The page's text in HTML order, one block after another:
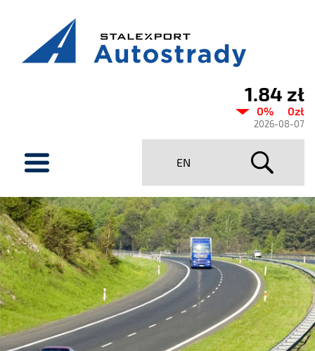
Stalexport
Autostrady
SA
1.84 zł
0% 0zł
2026-08-07
EN